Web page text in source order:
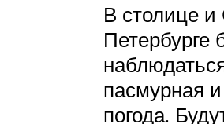
В столице и
Петербурге
пасмурная
погода.